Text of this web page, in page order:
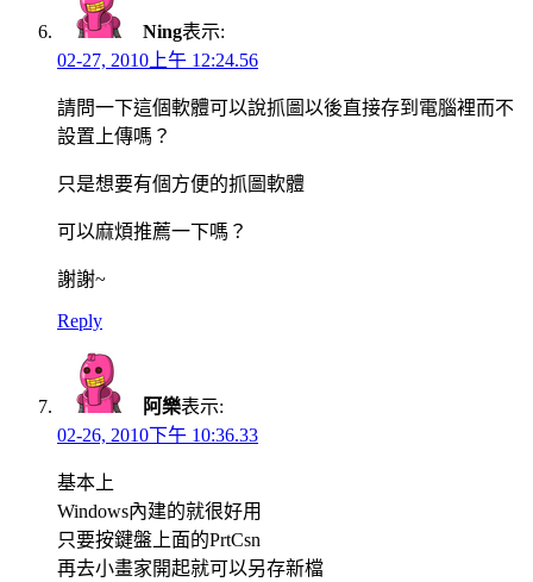
Ning表示:
02-27, 2010上午 12:24.56
請問一下這個軟體可以說抓圖以後直接存到電腦裡而不
設置上傳嗎？
只是想要有個方便的抓圖軟體
可以麻煩推薦一下嗎？
謝謝~
Reply
阿樂表示:
02-26, 2010下午 10:36.33
基本上
Windows內建的就很好用
只要按鍵盤上面的PrtCsn
再去小畫家開起就可以另存新檔